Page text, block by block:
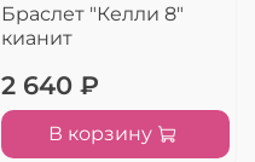
Браслет "Келли 8"
кианит
2 640 ₽
В корзину